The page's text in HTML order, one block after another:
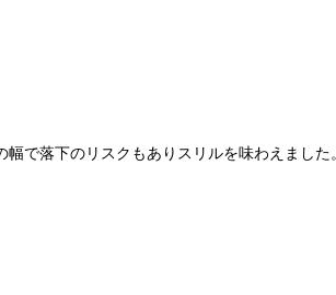
幅で落下のリスクもありスリルを味わえました